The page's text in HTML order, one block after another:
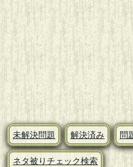
未解決問題 解決済み 問
ネタ被りチェック検索